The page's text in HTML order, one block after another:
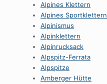
Alpines Klettern
Alpines Sportklettern
Alpinismus
Alpinklettern
Alpinrucksack
Alpspitz-Ferrata
Alpspitze
Amberger Hütte